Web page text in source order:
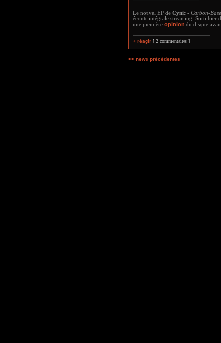
Le nouvel EP de Cynic - Carbon-
écoute intégrale streaming. Sorti hier
une première opinion du disque
+ réagir [ 2 commentaires ]
<< news précédentes